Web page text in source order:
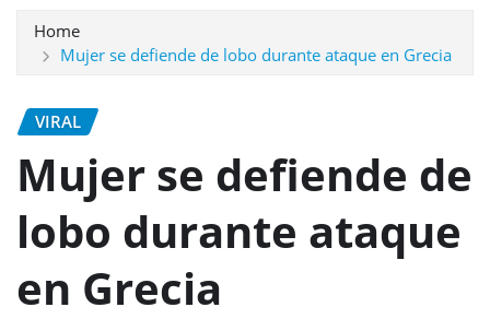
Home
Mujer se defiende de lobo durante ataque en Grecia
VIRAL
Mujer se defiende de
lobo durante ataque
en Grecia